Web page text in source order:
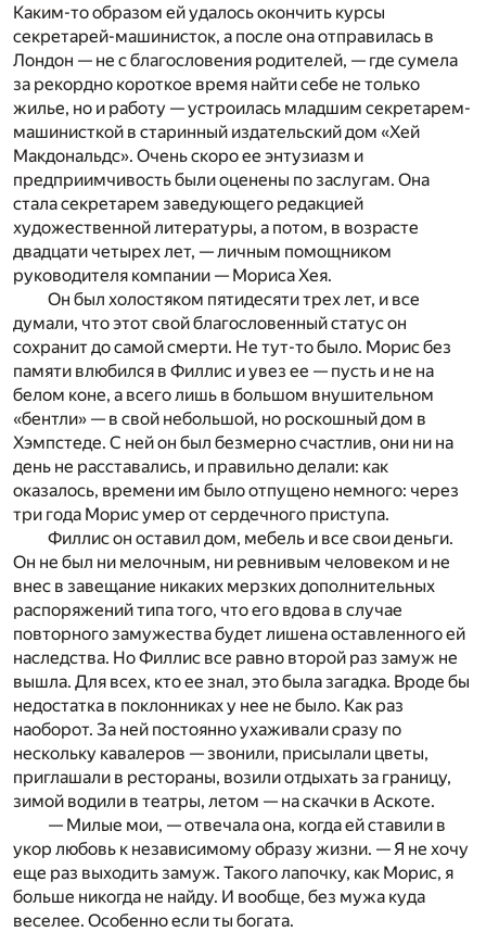
Каким-то образом ей удалось окончить курсы
секретарей-машинисток, а после она отправилась в
Лондон — не с благословения родителей, — где сумела
за рекордно короткое время найти себе не только
жилье, но и работу — устроилась младшим секретарем-
машинисткой в старинный издательский дом «Хей
Макдональдс». Очень скоро ее энтузиазм и
предприимчивость были оценены по заслугам. Она
стала секретарем заведующего редакцией
художественной литературы, а потом, в возрасте
двадцати четырех лет, — личным помощником
руководителя компании — Мориса Хея.
Он был холостяком пятидесяти трех лет, и все
думали, что этот свой благословенный статус он
сохранит до самой смерти. Не тут-то было. Морис без
памяти влюбился в Филлис и увез ее — пусть и не на
белом коне, а всего лишь в большом внушительном
«бентли» — в свой небольшой, но роскошный дом в
Хэмпстеде. С ней он был безмерно счастлив, они ни на
день не расставались, и правильно делали: как
оказалось, времени им было отпущено немного: через
три года Морис умер от сердечного приступа.
Филлис он оставил дом, мебель и все свои деньги.
Он не был ни мелочным, ни ревнивым человеком и не
внес в завещание никаких мерзких дополнительных
распоряжений типа того, что его вдова в случае
повторного замужества будет лишена оставленного ей
наследства. Но Филлис все равно второй раз замуж не
вышла. Для всех, кто ее знал, это была загадка. Вроде бы
недостатка в поклонниках у нее не было. Как раз
наоборот. За ней постоянно ухаживали сразу по
нескольку кавалеров — звонили, присылали цветы,
приглашали в рестораны, возили отдыхать за границу,
зимой водили в театры, летом — на скачки в Аскоте.
— Милые мои, — отвечала она, когда ей ставили в
укор любовь к независимому образу жизни. — Я не хочу
еще раз выходить замуж. Такого лапочку, как Морис, я
больше никогда не найду. И вообще, без мужа куда
веселее. Особенно если ты богата.